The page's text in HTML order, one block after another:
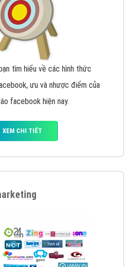
tìm hiểu về các hình thức
ưu và nhược điểm của
facebook hiện nay.
XEM CHI TIẾT